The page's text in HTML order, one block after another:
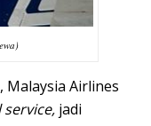
Malaysia Airlines
service, jadi